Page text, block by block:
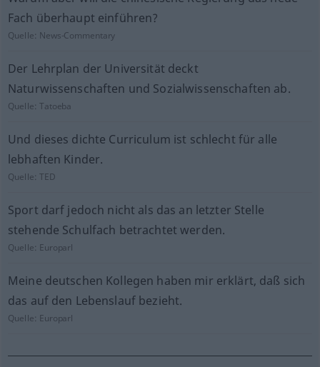
Fach überhaupt einführen?
Quelle: News-Commentary
Der Lehrplan der Universität deckt
Naturwissenschaften und Sozialwissenschaften ab.
Quelle:Tatoeba
Und dieses dichte Curriculum ist schlecht für alle
lebhaften Kinder.
Quelle:TED
Sport darf jedoch nicht als das an letzter Stelle
stehende Schulfach betrachtet werden.
Quelle: Europarl
Meine deutschen Kollegen haben mir erklärt, daß sich
das auf den Lebenslauf bezieht.
Quelle: Europarl